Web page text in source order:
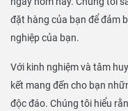
đặt hàng của bạn để đảm
nghiệp của bạn.
Với kinh nghiệm và tâm
kết mang đến cho bạn
độc đáo. Chúng tôi hiểu